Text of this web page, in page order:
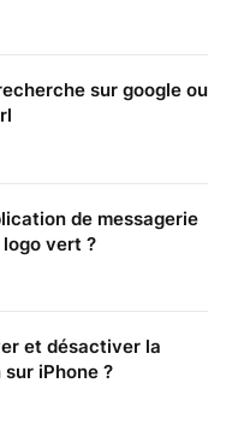
sur google ou
de messagerie
vert ?
et désactiver la
iPhone ?